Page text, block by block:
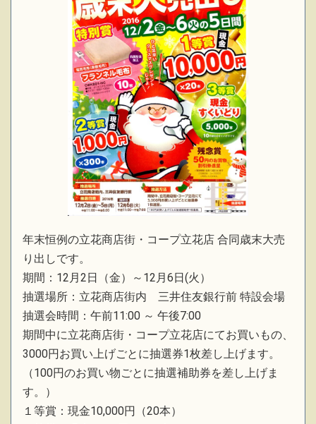
年末恒例の立花商店街・コープ立花店 合同歳末大売
り出しです。
期間：12月2日（金）～12月6日(火）
抽選場所：立花商店街内 三井住友銀行前 特設会場
抽選会時間：午前11:00 ～ 午後7:00
期間中に立花商店街・コープ立花店にてお買いもの、
3000円お買い上げごとに抽選券1枚差し上げます。
（100円のお買い物ごとに抽選補助券を差し上げま
す。）
１等賞：現金10,000円（20本）